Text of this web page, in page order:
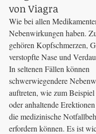
von Viagra
Wie bei allen
Nebenwirkungen haben.
gehören Kopfschmerzen,
verstopfte Nase und
In seltenen Fällen können
schwerwiegendere
auftreten, wie zum Beispiel
oder anhaltende
die medizinische
erfordern können. Es ist